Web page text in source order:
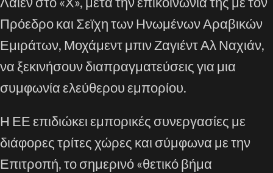
Πρόεδρο και Σεϊχη των Ηνωμένων Αραβικών
Εμιράτων, Μοχάμεντ μπιν Ζαγιέντ Αλ Ναχιάν,
να ξεκινήσουν διαπραγματεύσεις για μια
συμφωνία ελεύθερου εμπορίου.
Η ΕΕ επιδιώκει εμπορικές συνεργασίες με
διάφορες τρίτες χώρες και σύμφωνα με την
Επιτροπή, το σημερινό «θετικό βήμα